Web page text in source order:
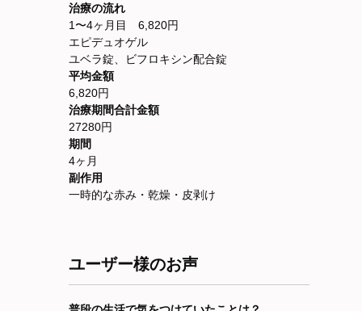
治療の流れ
1〜4ヶ月目 6,820円
エピデュオゲル
ユベラ錠、ビフロキシン配合錠
平均金額
6,820円
治療期間合計金額
27280円
期間
4ヶ月
副作用
一時的な赤み・乾燥・皮剥け
ユーザー様のお声